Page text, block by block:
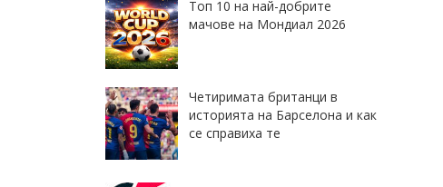
Топ 10 на най-добрите
мачове на Мондиал 2026
Четиримата британци в
историята на Барселона и как
се справиха те